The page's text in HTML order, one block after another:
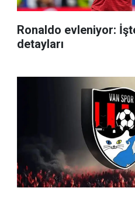
Ronaldo evleniyor:
detayları